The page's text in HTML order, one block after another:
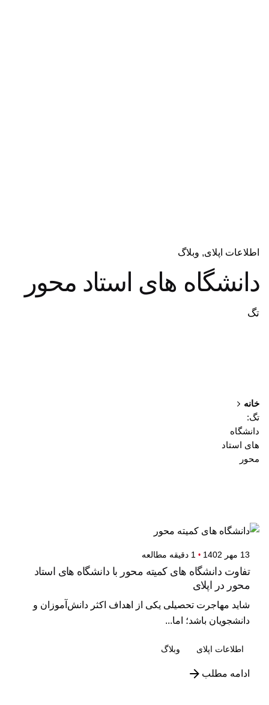
اطلاعات اپلای وبلاگ
دانشگاه های استاد محور
تگ
خانه
تگ:
دانشگاه
های استاد
محور
13 مهر 1402 1 دقیقه مطالعه
تفاوت دانشگاه های کمیته محور با دانشگاه های استاد
محور در اپلای
شاید مهاجرت تحصیلی یکی از اهداف اکثر دانش‌آموزان و
دانشجویان باشد؛ اما...
اطلاعات اپلای وبلاگ
ادامه مطلب